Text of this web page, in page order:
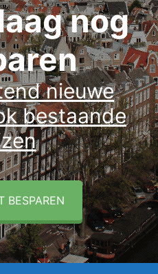
nog
nieuwe
bestaande
BESPAREN